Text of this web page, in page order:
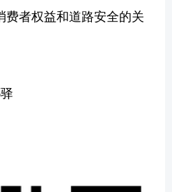
者权益和道路安全的关